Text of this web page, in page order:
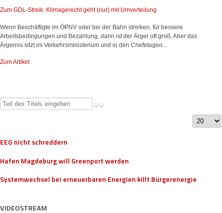
Zum GDL-Streik: Klimagerecht geht (nur) mit Umverteilung
Wenn Beschäftigte im ÖPNV oder bei der Bahn streiken, für bessere
Arbeitsbedingungen und Bezahlung, dann ist der Ärger oft groß. Aber das
Ärgernis sitzt im Verkehrsministerium und in den Chefetagen...
Zum Artikel
Teil
eingeben
Anzeige
EEG nicht schreddern
Hafen Magdeburg will Greenport werden
Systemwechsel bei erneuerbaren Energien killt Bürgerenergie
VIDEOSTREAM